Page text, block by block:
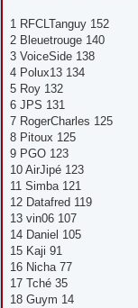
1 RFCLTanguy 152
2 Bleuetrouge 140
3 VoiceSide 138
4 Polux13 134
5 Roy 132
6 JPS 131
7 RogerCharles 125
8 Pitoux 125
9 PGO 123
10 AirJipé 123
11 Simba 121
12 Datafred 119
13 vin06 107
14 Daniel 105
15 Kaji 91
16 Nicha 77
17 Tché 35
18 Guym 14